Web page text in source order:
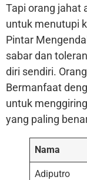
Tapi orang jahat
untuk menutupi
Pintar
sabar dan
diri sendiri.
Bermanfaat
untuk
yang paling
Nama
Adiputro